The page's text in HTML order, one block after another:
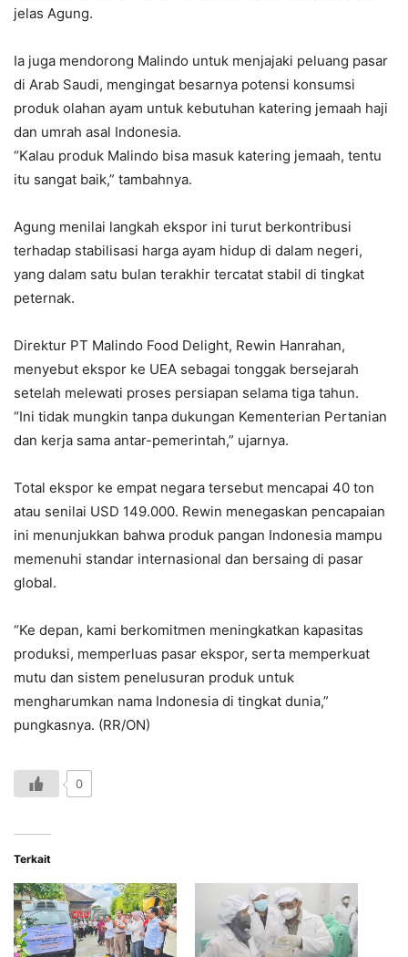
jelas Agung.
Ia juga mendorong Malindo untuk menjajaki peluang pasar
di Arab Saudi, mengingat besarnya potensi konsumsi
produk olahan ayam untuk kebutuhan katering jemaah haji
dan umrah asal Indonesia.
“Kalau produk Malindo bisa masuk katering jemaah, tentu
itu sangat baik,” tambahnya.
Agung menilai langkah ekspor ini turut berkontribusi
terhadap stabilisasi harga ayam hidup di dalam negeri,
yang dalam satu bulan terakhir tercatat stabil di tingkat
peternak.
Direktur PT Malindo Food Delight, Rewin Hanrahan,
menyebut ekspor ke UEA sebagai tonggak bersejarah
setelah melewati proses persiapan selama tiga tahun.
“Ini tidak mungkin tanpa dukungan Kementerian Pertanian
dan kerja sama antar-pemerintah,” ujarnya.
Total ekspor ke empat negara tersebut mencapai 40 ton
atau senilai USD 149.000. Rewin menegaskan pencapaian
ini menunjukkan bahwa produk pangan Indonesia mampu
memenuhi standar internasional dan bersaing di pasar
global.
“Ke depan, kami berkomitmen meningkatkan kapasitas
produksi, memperluas pasar ekspor, serta memperkuat
mutu dan sistem penelusuran produk untuk
mengharumkan nama Indonesia di tingkat dunia,”
pungkasnya. (RR/ON)
0
Terkait